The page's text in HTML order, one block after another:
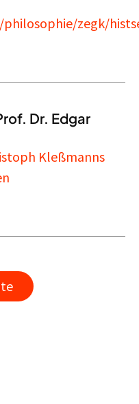
zegk/
Dr. Edgar
Kleßmanns